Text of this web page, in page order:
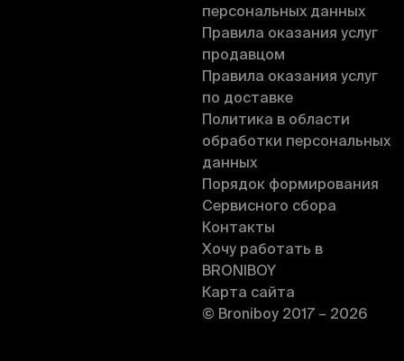
персональных данных
Правила оказания услуг
продавцом
Правила оказания услуг
по доставке
Политика в области
обработки персональных
данных
Порядок формирования
Сервисного сбора
Контакты
Хочу работать в
BRONIBOY
Карта сайта
© Broniboy 2017 – 2026